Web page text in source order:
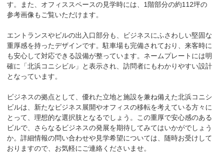
す。また、オフィススペースの見学時には、1階部分の約112坪の
参考画像もご覧いただけます。
エントランスやビルの出入口部分も、ビジネスにふさわしい堅固な
重厚感を持ったデザインです。駐車場も完備されており、来客時に
も安心して対応できる設備が整っています。ネームプレートには明
確に「北浜コニシビル」と表示され、訪問者にもわかりやすい設計
となっています。
ビジネスの拠点として、優れた立地と施設を兼ね備えた北浜コニシ
ビルは、新たなビジネス展開やオフィスの移転を考えている方々に
とって、理想的な選択肢となるでしょう。この重厚で安心感のある
ビルで、さらなるビジネスの発展を期待してみてはいかがでしょう
か。詳細情報の問い合わせや見学希望については、随時お受けして
おりますので、お気軽にご連絡くださいませ。